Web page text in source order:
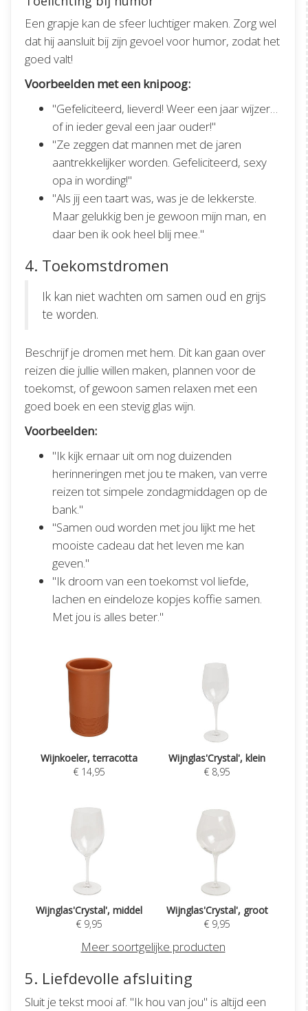
Een grapje kan de sfeer luchtiger maken. Zorg wel
dat hij aansluit bij zijn gevoel voor humor, zodat het
goed valt!
Voorbeelden met een knipoog:
"Gefeliciteerd, lieverd! Weer een jaar wijzer…
of in ieder geval een jaar ouder!"
"Ze zeggen dat mannen met de jaren
aantrekkelijker worden. Gefeliciteerd, sexy
opa in wording!"
"Als jij een taart was, was je de lekkerste.
Maar gelukkig ben je gewoon mijn man, en
daar ben ik ook heel blij mee."
4. Toekomstdromen
Ik kan niet wachten om samen oud en grijs
te worden.
Beschrijf je dromen met hem. Dit kan gaan over
reizen die jullie willen maken, plannen voor de
toekomst, of gewoon samen relaxen met een
goed boek en een stevig glas wijn.
Voorbeelden:
"Ik kijk ernaar uit om nog duizenden
herinneringen met jou te maken, van verre
reizen tot simpele zondagmiddagen op de
bank."
"Samen oud worden met jou lijkt me het
mooiste cadeau dat het leven me kan
geven."
"Ik droom van een toekomst vol liefde,
lachen en eindeloze kopjes koffie samen.
Met jou is alles beter."
Wijnkoeler, terracotta
€ 14,95
Wijnglas'Crystal', klein
€ 8,95
Wijnglas'Crystal', middel
€ 9,95
Wijnglas'Crystal', groot
€ 9,95
Meer soortgelijke producten
5. Liefdevolle afsluiting
Sluit je tekst mooi af. "Ik hou van jou" is altijd een